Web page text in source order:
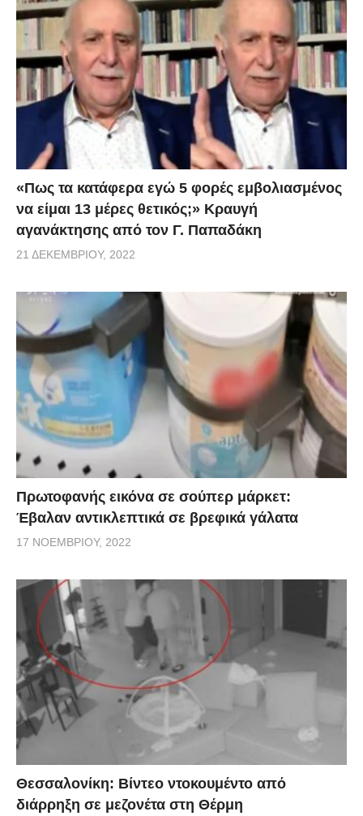
«Πως τα κατάφερα εγώ 5 φορές εμβoλιασμένος
να είμαι 13 μέρες θετικός;» Κραυγή
αγανάκτησης από τον Γ. Παπαδάκη
21 ΔΕΚΕΜΒΡΊΟΥ, 2022
Πρωτοφανής εικόνα σε σούπερ μάρκετ:
Έβαλαν αντικλεπτικά σε βρεφικά γάλατα
17 ΝΟΕΜΒΡΊΟΥ, 2022
Θεσσαλονίκη: Βίντεο ντοκουμέντο από
διάρρηξη σε μεζονέτα στη Θέρμη